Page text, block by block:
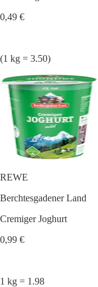
0,49 €
(1 kg = 3.50)
REWE
Berchtesgadener Land
Cremiger Joghurt
0,99 €
1 kg = 1.98